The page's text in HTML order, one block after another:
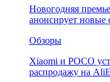
Новогодняя
анонсирует новые
Обзоры
Xiaomi и POCO
распродажу на